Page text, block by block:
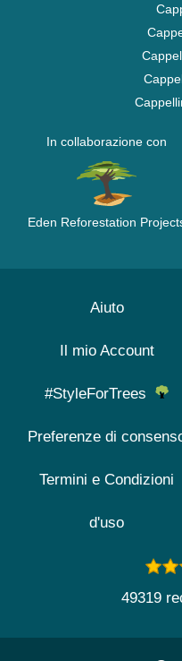
In collaborazione con
Eden Reforestation
Aiuto
Il mio Account
#StyleForTrees
Preferenze di
Termini e Condizioni
d'uso
49319